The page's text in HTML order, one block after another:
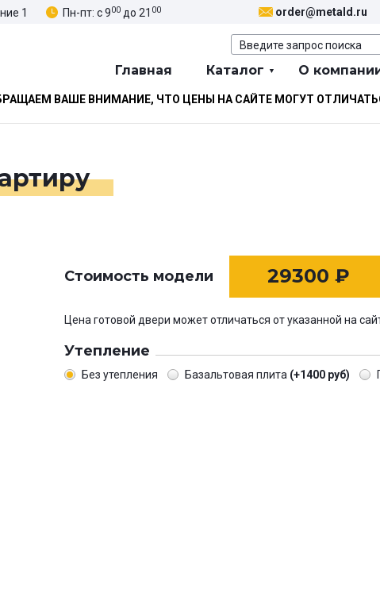
1 Пн-пт: с 900 до 21 00 order@metald.ru
Главная Каталог О
ВАШЕ ВНИМАНИЕ, ЧТО ЦЕНЫ НА САЙТЕ МОГУТ
Стоимость модели 29300 ₽
Цена готовой двери может отличаться от указанной на
Утепление
Без утепления Базальтовая плита (+1400 руб)